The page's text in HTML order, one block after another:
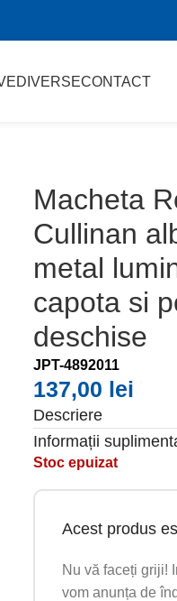
DIVERSECONTACT
Macheta
Cullinan
metal
capota si
deschise
JPT-4892011
137,00 lei
Descriere
Informații
Stoc epuizat
Acest produs
Nu vă faceți griji!
vom anunța de